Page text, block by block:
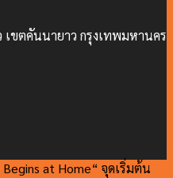
ขตคันนายาว กรุงเทพมหานคร
at Home“ จุดเริ่มต้น